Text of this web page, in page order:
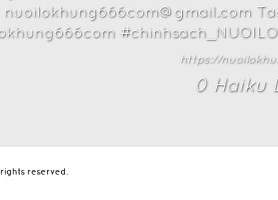
nuoilokhung666com@gmail.com
https://
0Haiku
reserved.